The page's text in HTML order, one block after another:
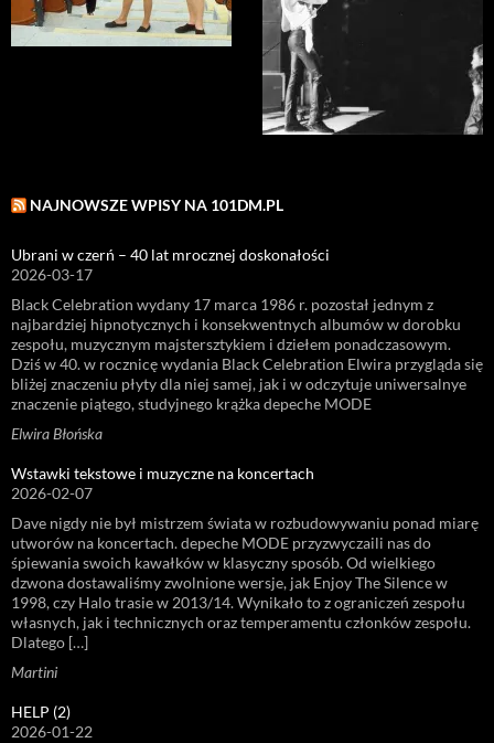
NAJNOWSZE WPISY NA 101DM.PL
Ubrani w czerń – 40 lat mrocznej doskonałości
2026-03-17
Black Celebration wydany 17 marca 1986 r. pozostał jednym z
najbardziej hipnotycznych i konsekwentnych albumów w dorobku
zespołu, muzycznym majstersztykiem i dziełem ponadczasowym.
Dziś w 40. w rocznicę wydania Black Celebration Elwira przygląda się
bliżej znaczeniu płyty dla niej samej, jak i w odczytuje uniwersalnye
znaczenie piątego, studyjnego krążka depeche MODE
Elwira Błońska
Wstawki tekstowe i muzyczne na koncertach
2026-02-07
Dave nigdy nie był mistrzem świata w rozbudowywaniu ponad miarę
utworów na koncertach. depeche MODE przyzwyczaili nas do
śpiewania swoich kawałków w klasyczny sposób. Od wielkiego
dzwona dostawaliśmy zwolnione wersje, jak Enjoy The Silence w
1998, czy Halo trasie w 2013/14. Wynikało to z ograniczeń zespołu
własnych, jak i technicznych oraz temperamentu członków zespołu.
Dlatego […]
Martini
HELP (2)
2026-01-22